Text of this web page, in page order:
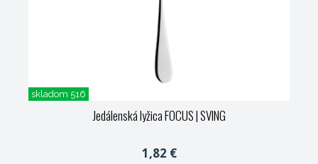
skladom 516
Jedálenská lyžica FOCUS| SVING
1,82 €